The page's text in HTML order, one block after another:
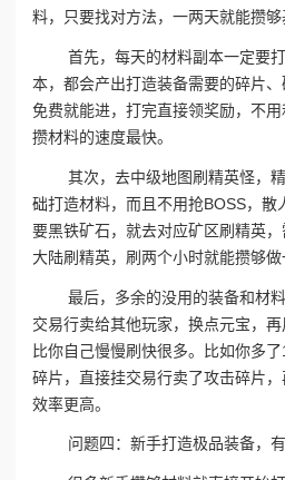
料，只要找对方法，一两天就能攒够
首先，每天的材料副本一定要
本，都会产出打造装备需要的碎片
免费就能进，打完直接领奖励，不用
攒材料的速度最快。
其次，去中级地图刷精英怪，
础打造材料，而且不用抢BOSS，散
要黑铁矿石，就去对应矿区刷精英
大陆刷精英，刷两个小时就能攒够做
最后，多余的没用的装备和材
交易行卖给其他玩家，换点元宝，再
比你自己慢慢刷快很多。比如你多
碎片，直接挂交易行卖了攻击碎片
效率更高。
问题四：新手打造极品装备，